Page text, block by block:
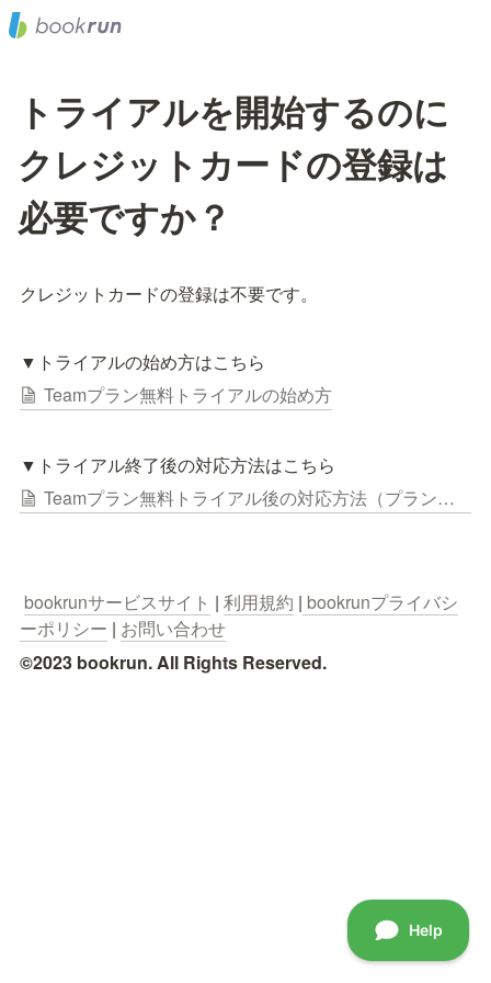
トライアルを開始するのに
クレジットカードの登録は
必要ですか？
クレジットカードの登録は不要です。
▼トライアルの始め方はこちら
Teamプラン無料トライアルの始め方
▼トライアル終了後の対応方法はこちら
Teamプラン無料トライアル後の対応方法（プラン変更/解約等）
bookrunサービスサイト | 利用規約 | bookrunプライバシ
ーポリシー | お問い合わせ
©2023 bookrun. All Rights Reserved.